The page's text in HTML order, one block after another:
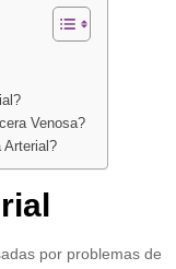
Venosa?
Arterial?
por problemas de